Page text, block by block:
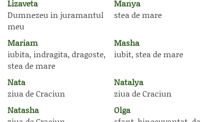
Lizaveta
Dumnezeu in juramantul
meu
Manya
stea de mare
Mariam
iubita, indragita, dragoste,
stea de mare
Masha
iubit, stea de mare
Nata
ziua de Craciun
Natalya
ziua de Craciun
Natasha
Olga